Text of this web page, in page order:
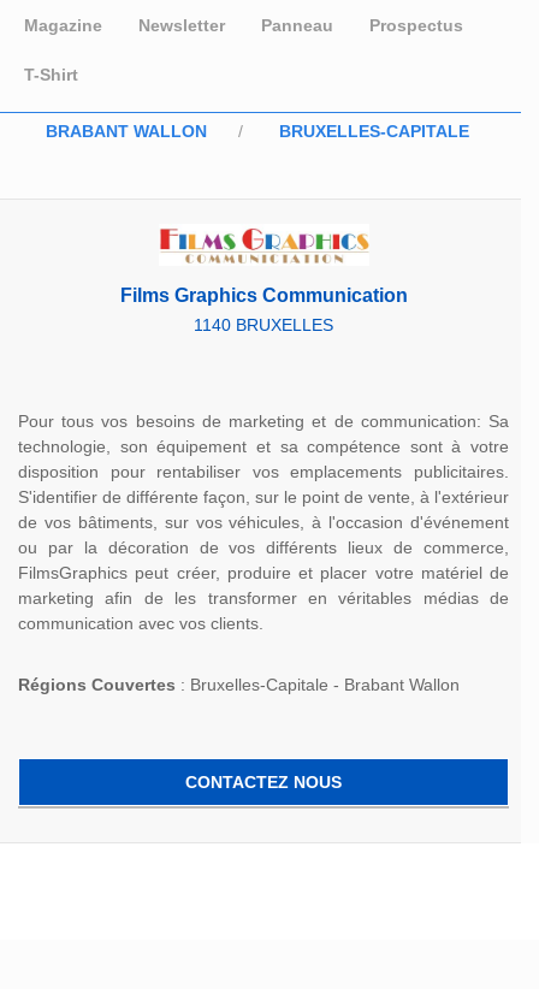
Magazine Newsletter Panneau Prospectus
T-Shirt
BRABANT WALLON BRUXELLES-CAPITALE
Films Graphics Communication
1140 BRUXELLES
Pour tous vos besoins de marketing et de communication: Sa
technologie, son équipement et sa compétence sont à votre
disposition pour rentabiliser vos emplacements publicitaires.
S'identifier de différente façon, sur le point de vente, à l'extérieur
de vos bâtiments, sur vos véhicules, à l'occasion d'événement
ou par la décoration de vos différents lieux de commerce,
FilmsGraphics peut créer, produire et placer votre matériel de
marketing afin de les transformer en véritables médias de
communication avec vos clients.
Régions Couvertes : Bruxelles-Capitale - Brabant Wallon
CONTACTEZ NOUS